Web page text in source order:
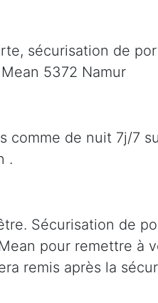
sécurisation de
5372 Namur
comme de nuit 7j/7
.
Sécurisation de
pour remettre à
remis après la